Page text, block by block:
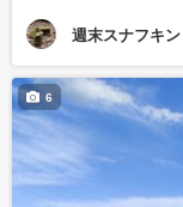
週末スナフキン
6